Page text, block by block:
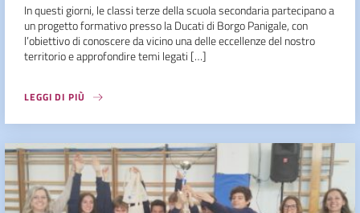
In questi giorni, le classi terze della scuola secondaria partecipano a
un progetto formativo presso la Ducati di Borgo Panigale, con
l’obiettivo di conoscere da vicino una delle eccellenze del nostro
territorio e approfondire temi legati […]
LEGGI DI PIÙ